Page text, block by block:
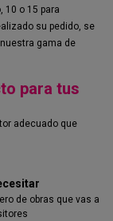
10 o 15 para
su pedido, se
gama de
para tus
adecuado que
de obras que vas a